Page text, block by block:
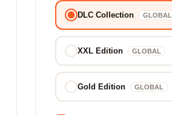
DLC Collection GLOBAL
XXL Edition GLOBAL
Gold Edition GLOBAL